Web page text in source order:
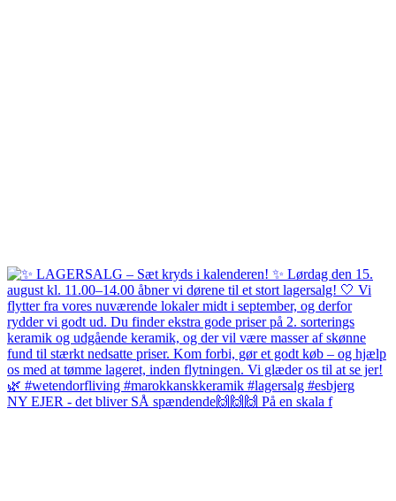
NY EJER - det bliver SÅ spændende🙌🙌🙌 På en skala f